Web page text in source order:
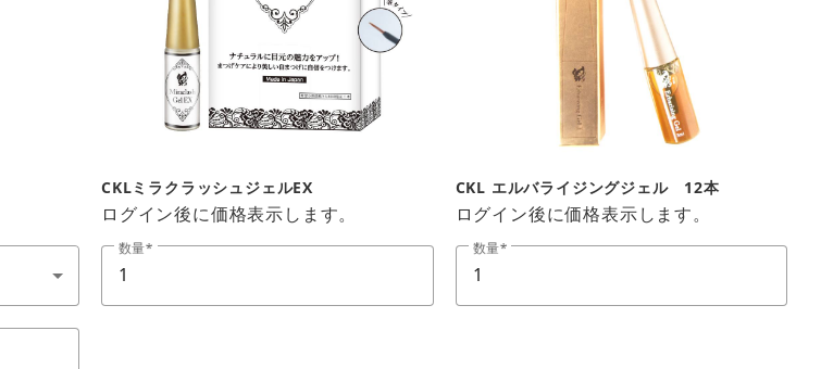
CKLミラクラッシュジェルEX
ログイン後に価格表示します。
数量
CKL エルバライジングジェル 12本
ログイン後に価格表示します。
数量
カートへ進む